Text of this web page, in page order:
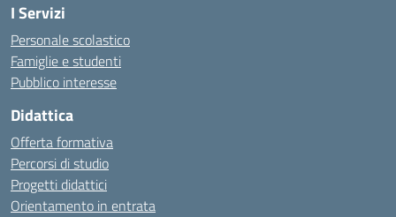
I Servizi
Personale scolastico
Famiglie e studenti
Pubblico interesse
Didattica
Offerta formativa
Percorsi di studio
Progetti didattici
Orientamento in entrata